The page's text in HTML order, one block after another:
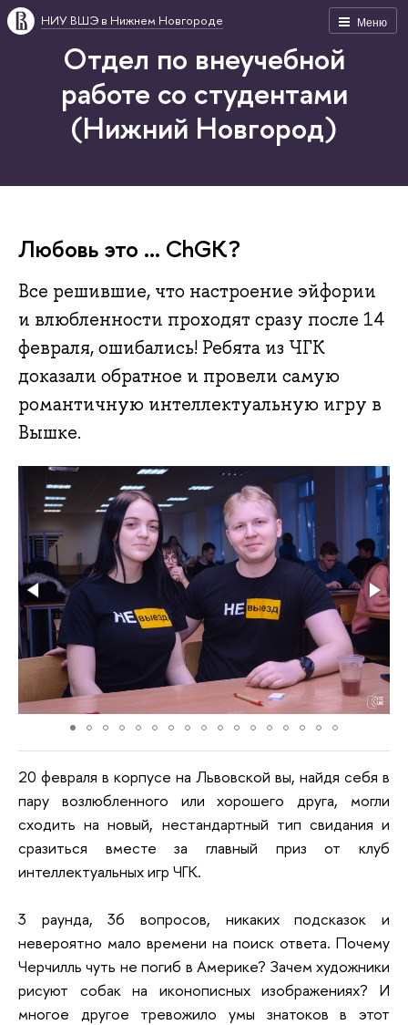
Меню
НИУ ВШЭ в Нижнем Новгороде
Отдел по внеучебной
работе со студентами
(Нижний Новгород)
Любовь это … ChGK?
Все решившие, что настроение эйфории
и влюбленности проходят сразу после 14
февраля, ошибались! Ребята из ЧГК
доказали обратное и провели самую
романтичную интеллектуальную игру в
Вышке.
20 февраля в корпусе на Львовской вы, найдя себя в
пару возлюбленного или хорошего друга, могли
сходить на новый, нестандартный тип свидания и
сразиться вместе за главный приз от клуб
интеллектуальных игр ЧГК.
3 раунда, 36 вопросов, никаких подсказок и
невероятно мало времени на поиск ответа. Почему
Черчилль чуть не погиб в Америке? Зачем художники
рисуют собак на иконописных изображениях? И
многое другое тревожило умы знатоков в этот